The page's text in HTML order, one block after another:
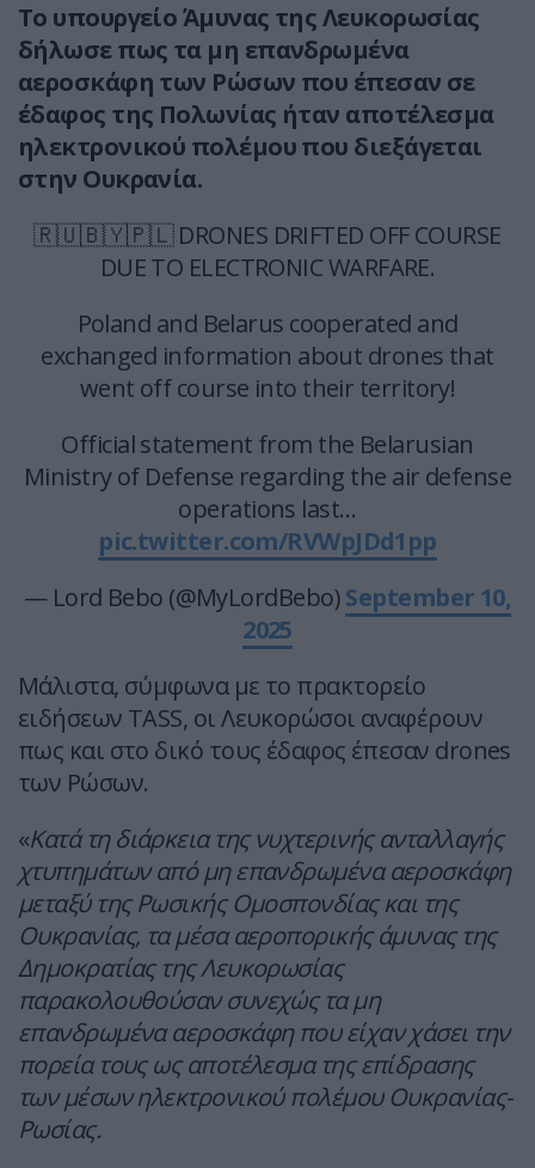
Το υπουργείο Άμυνας της Λευκορωσίας
δήλωσε πως τα μη επανδρωμένα
αεροσκάφη των Ρώσων που έπεσαν σε
έδαφος της Πολωνίας ήταν αποτέλεσμα
ηλεκτρονικού πολέμου που διεξάγεται
στην Ουκρανία.
🇷🇺🇧🇾🇵🇱 DRONES DRIFTED OFF COURSE
DUE TO ELECTRONIC WARFARE.
Poland and Belarus cooperated and
exchanged information about drones that
went off course into their territory!
Official statement from the Belarusian
Ministry of Defense regarding the air defense
operations last…
pic.twitter.com/RVWpJDd1pp
— Lord Bebo (@MyLordBebo)September 10,
2025
Μάλιστα, σύμφωνα με το πρακτορείο
ειδήσεων TASS, οι Λευκορώσοι αναφέρουν
πως και στο δικό τους έδαφος έπεσαν drones
των Ρώσων.
«Κατά τη διάρκεια της νυχτερινής ανταλλαγής
χτυπημάτων από μη επανδρωμένα αεροσκάφη
μεταξύ της Ρωσικής Ομοσπονδίας και της
Ουκρανίας, τα μέσα αεροπορικής άμυνας της
Δημοκρατίας της Λευκορωσίας
παρακολουθούσαν συνεχώς τα μη
επανδρωμένα αεροσκάφη που είχαν χάσει την
πορεία τους ως αποτέλεσμα της επίδρασης
των μέσων ηλεκτρονικού πολέμου Ουκρανίας-
Ρωσίας.